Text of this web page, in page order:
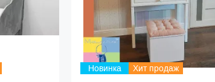
Новинка Хит продаж